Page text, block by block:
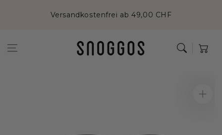
Versandkostenfrei ab 49,00 CHF